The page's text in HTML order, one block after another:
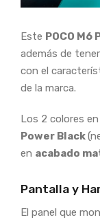
Este POCO M6
además de
con el
de la marca.
Los 2 colores
Power Black
en acabado
Pantalla y
El panel que